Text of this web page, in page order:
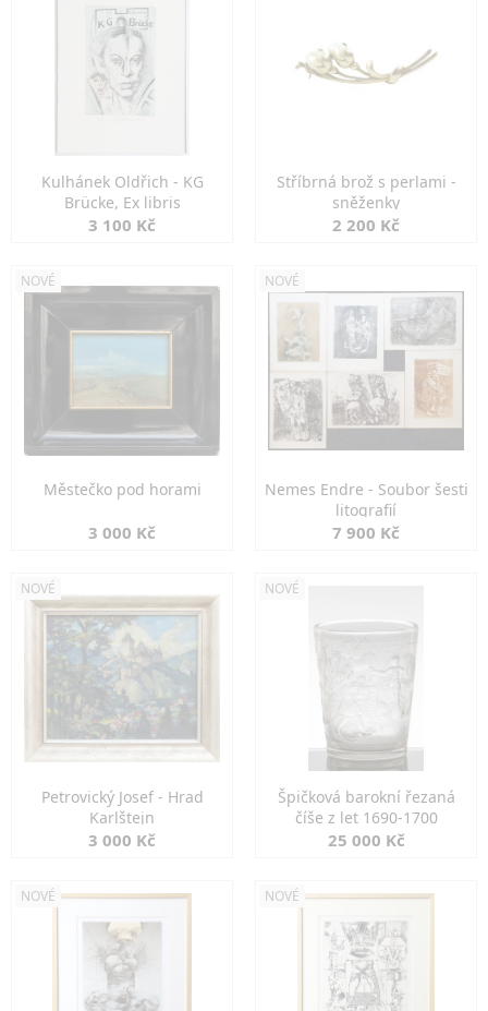
Kulhánek Oldřich - KG
Brücke, Ex libris
3 100 Kč
Stříbrná brož s perlami -
sněženky
2 200 Kč
NOVÉ
Městečko pod horami
3 000 Kč
NOVÉ
Nemes Endre - Soubor šesti
litografií
7 900 Kč
NOVÉ
Petrovický Josef - Hrad
Karlštejn
3 000 Kč
NOVÉ
Špičková barokní řezaná
číše z let 1690-1700
25 000 Kč
NOVÉ NOVÉ